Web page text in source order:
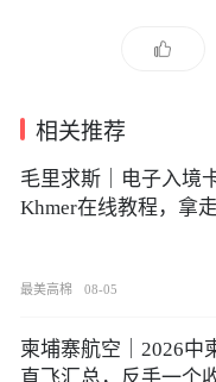
相关推荐
毛里求斯｜电子入境
Khmer在线教程，拿走
最美高棉 08-05
柬埔寨航空｜2026中